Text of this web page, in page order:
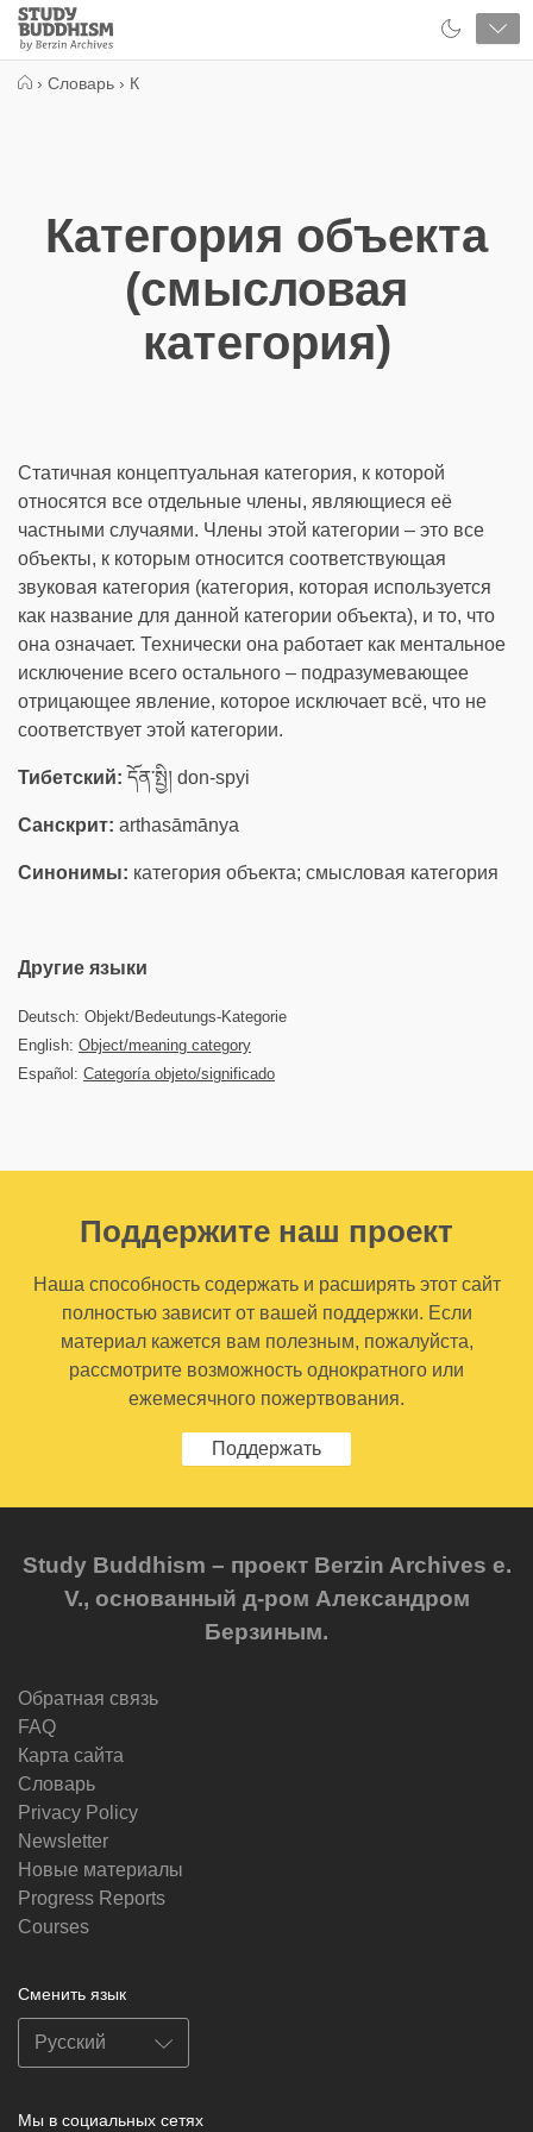
Close
Study
Buddhism
› Словарь › К
Категория объекта
(смысловая
категория)
Статичная концептуальная категория, к которой
относятся все отдельные члены, являющиеся её
частными случаями. Члены этой категории – это все
объекты, к которым относится соответствующая
звуковая категория (категория, которая используется
как название для данной категории объекта), и то, что
она означает. Технически она работает как ментальное
исключение всего остального – подразумевающее
отрицающее явление, которое исключает всё, что не
соответствует этой категории.
Тибетский: དོན་སྤྱི། don-spyi
Санскрит: arthasāmānya
Синонимы: категория объекта; смысловая категория
Другие языки
Deutsch: Objekt/Bedeutungs-Kategorie
English: Object/meaning category
Español: Categoría objeto/significado
Поддержите наш проект
Наша способность содержать и расширять этот сайт
полностью зависит от вашей поддержки. Если
материал кажется вам полезным, пожалуйста,
рассмотрите возможность однократного или
ежемесячного пожертвования.
Поддержать
Study Buddhism – проект Berzin Archives e.
V., основанный д-ром Александром
Берзиным.
Обратная связь
FAQ
Карта сайта
Словарь
Privacy Policy
Newsletter
Новые материалы
Progress Reports
Courses
Сменить язык
Мы в социальных сетях